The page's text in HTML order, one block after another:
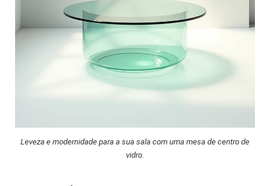
Leveza e modernidade para a sua sala com uma mesa de centro de
vidro.